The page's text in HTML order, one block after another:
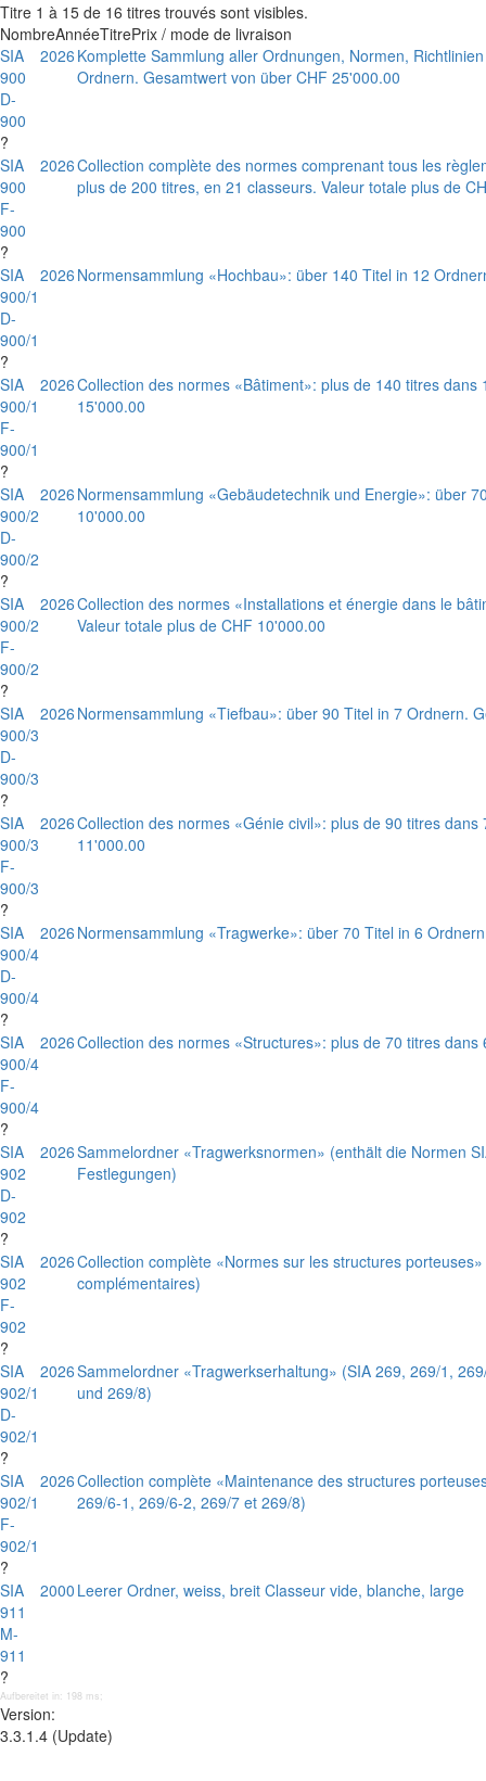
Titre 1 à 15 de 16 titres trouvés sont visibles.
NombreAnnéeTitrePrix / mode de livraison
SIA
900
D-
900
?
2026 Komplette Sammlung aller Ordnungen, Normen,
Ordnern. Gesamtwert von über CHF 25'000.00
SIA
900
F-
900
?
2026Collection complète des normes comprenant tous les
plus de 200 titres, en 21 classeurs. Valeur totale plus de
SIA
900/1
D-
900/1
?
2026 Normensammlung «Hochbau»: über 140 Titel in 12
SIA
900/1
F-
900/1
?
2026Collection des normes «Bâtiment»: plus de 140 titres
15'000.00
SIA
900/2
D-
900/2
?
2026 Normensammlung «Gebäudetechnik und Energie»: über
10'000.00
SIA
900/2
F-
900/2
?
2026Collection des normes «Installations et énergie dans le
Valeur totale plus de CHF 10'000.00
SIA
900/3
D-
900/3
?
2026 Normensammlung «Tiefbau»: über 90 Titel in 7 Ordnern.
SIA
900/3
F-
900/3
?
2026Collection des normes «Génie civil»: plus de 90 titres
11'000.00
SIA
900/4
D-
900/4
?
2026 Normensammlung «Tragwerke»: über 70 Titel in 6
SIA
900/4
F-
900/4
?
2026Collection des normes «Structures»: plus de 70 titres
SIA
902
D-
902
?
2026Sammelordner «Tragwerksnormen» (enthält die Normen
Festlegungen)
SIA
902
F-
902
?
2026Collection complète «Normes sur les structures
complémentaires)
SIA
902/1
D-
902/1
?
2026Sammelordner «Tragwerkserhaltung» (SIA 269, 269/1,
und 269/8)
SIA
902/1
F-
902/1
?
2026Collection complète «Maintenance des structures
269/6-1, 269/6-2, 269/7 et 269/8)
SIA
911
M-
911
?
2000 Leerer Ordner, weiss, breit Classeur vide, blanche, large
Aufbereitet in: 198 ms;
Version:
3.3.1.4 (Update)